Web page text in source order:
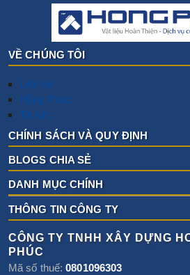
VỀ CHÚNG TÔI
Liên hệ
Hồng Phúc
Tin tức
CHÍNH SÁCH VÀ QUY ĐỊNH
BLOGS CHIA SẺ
DANH MỤC CHÍNH
THÔNG TIN CÔNG TY
CÔNG TY TNHH XÂY DỰNG
PHÚC
Mã số thuế:0801096303